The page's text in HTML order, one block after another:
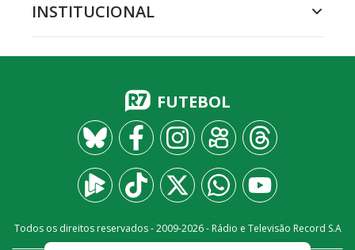
INSTITUCIONAL
FUTEBOL
Todos os direitos reservados - 2009-2026- Rádio e Televisão Record S.A